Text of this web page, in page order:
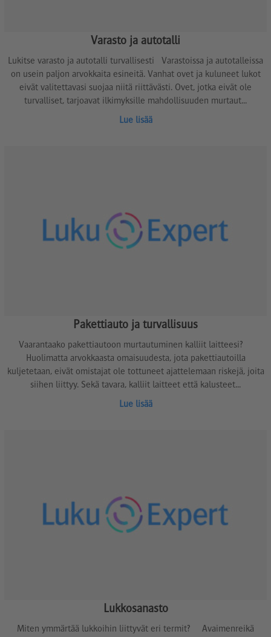
Varasto ja autotalli
Lukitse varasto ja autotalli turvallisesti Varastoissa ja autotalleissa
on usein paljon arvokkaita esineitä. Vanhat ovet ja kuluneet lukot
eivät valitettavasi suojaa niitä riittävästi. Ovet, jotka eivät ole
turvalliset, tarjoavat ilkimyksille mahdollisuuden murtaut...
Lue lisää
Pakettiauto ja turvallisuus
Vaarantaako pakettiautoon murtautuminen kalliit laitteesi?
Huolimatta arvokkaasta omaisuudesta, jota pakettiautoilla
kuljetetaan, eivät omistajat ole tottuneet ajattelemaan riskejä, joita
siihen liittyy. Sekä tavara, kalliit laitteet että kalusteet...
Lue lisää
Lukkosanasto
Miten ymmärtää lukkoihin liittyvät eri termit? Avaimenreikä